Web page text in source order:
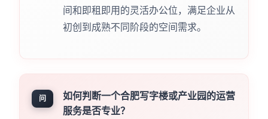
间和即租即用的灵活办公位，满足企业从
初创到成熟不同阶段的空间需求。
问
如何判断一个合肥写字楼或产业园的运营
服务是否专业？